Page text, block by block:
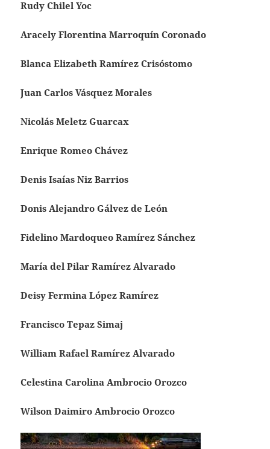
Rudy Chilel Yoc
Aracely Florentina Marroquín Coronado
Blanca Elizabeth Ramírez Crisóstomo
Juan Carlos Vásquez Morales
Nicolás Meletz Guarcax
Enrique Romeo Chávez
Denis Isaías Niz Barrios
Donis Alejandro Gálvez de León
Fidelino Mardoqueo Ramírez Sánchez
María del Pilar Ramírez Alvarado
Deisy Fermina López Ramírez
Francisco Tepaz Simaj
William Rafael Ramírez Alvarado
Celestina Carolina Ambrocio Orozco
Wilson Daimiro Ambrocio Orozco